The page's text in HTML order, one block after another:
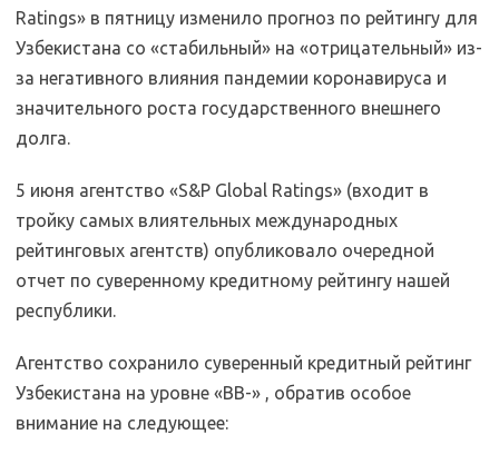
Ratings» в пятницу изменило прогноз по рейтингу для
Узбекистана со «стабильный» на «отрицательный» из-
за негативного влияния пандемии коронавируса и
значительного роста государственного внешнего
долга.
5 июня агентство «S&P Global Ratings» (входит в
тройку самых влиятельных международных
рейтинговых агентств) опубликовало очередной
отчет по суверенному кредитному рейтингу нашей
республики.
Агентство сохранило суверенный кредитный рейтинг
Узбекистана на уровне «BB-» , обратив особое
внимание на следующее: